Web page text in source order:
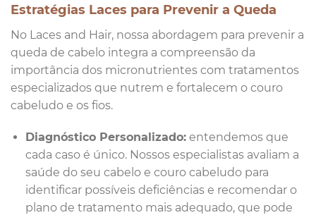
Estratégias Laces para Prevenir a Queda
No Laces and Hair, nossa abordagem para prevenir a
queda de cabelo integra a compreensão da
importância dos micronutrientes com tratamentos
especializados que nutrem e fortalecem o couro
cabeludo e os fios.
Diagnóstico Personalizado:entendemos que
cada caso é único. Nossos especialistas avaliam a
saúde do seu cabelo e couro cabeludo para
identificar possíveis deficiências e recomendar o
plano de tratamento mais adequado, que pode